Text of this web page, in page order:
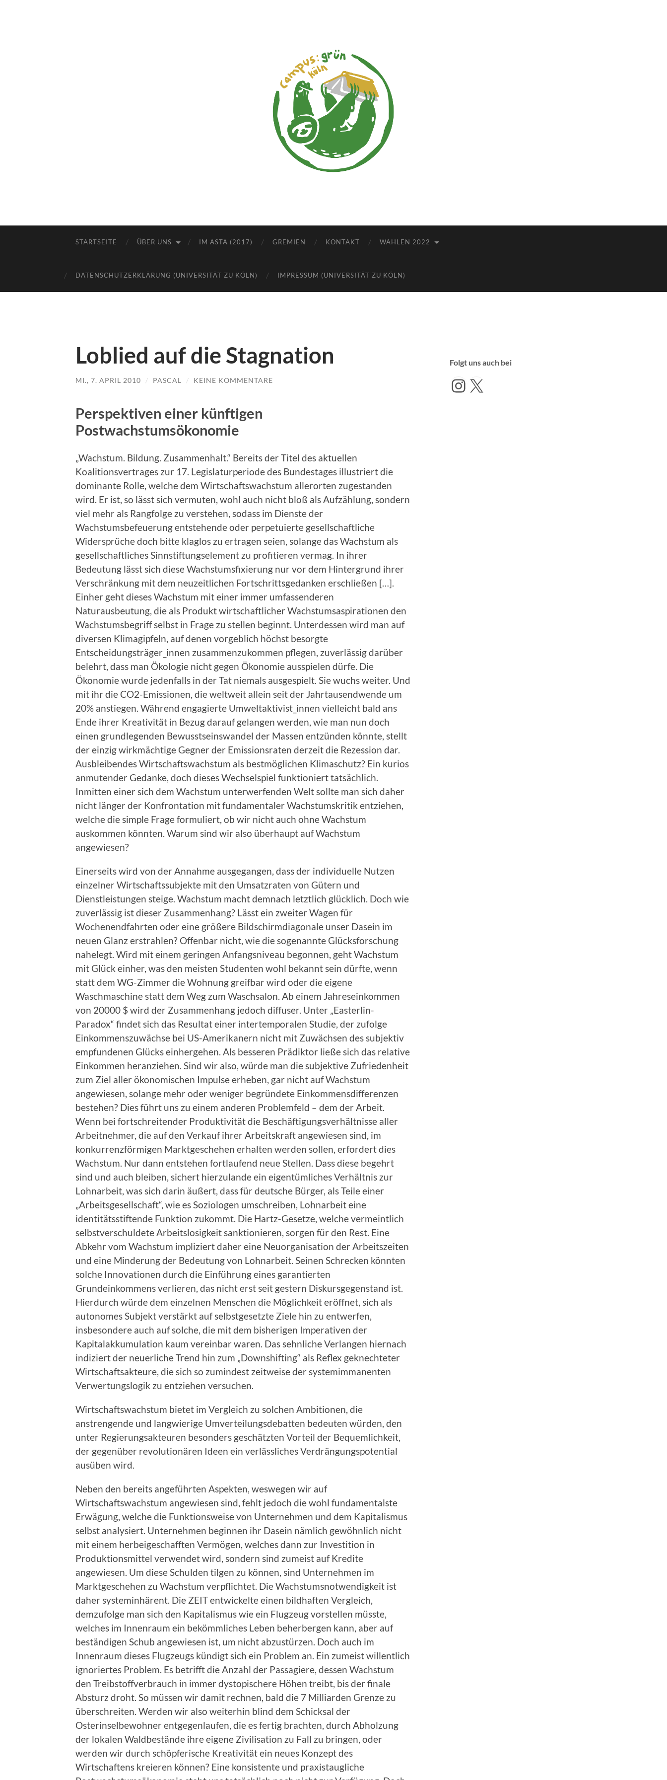
STARTSEITE ÜBER UNS IM ASTA (2017) GREMIEN KONTAKT WAHLEN 2022
DATENSCHUTZERKLÄRUNG (UNIVERSITÄT ZU KÖLN) IMPRESSUM (UNIVERSITÄT ZU KÖLN)
Loblied auf die Stagnation
MI., 7. APRIL 2010 / PASCAL / KEINE KOMMENTARE
Perspektiven einer künftigen
Postwachstumsökonomie
„Wachstum. Bildung. Zusammenhalt.“ Bereits der Titel des aktuellen
Koalitionsvertrages zur 17. Legislaturperiode des Bundestages illustriert die
dominante Rolle, welche dem Wirtschaftswachstum allerorten zugestanden
wird. Er ist, so lässt sich vermuten, wohl auch nicht bloß als Aufzählung, sondern
viel mehr als Rangfolge zu verstehen, sodass im Dienste der
Wachstumsbefeuerung entstehende oder perpetuierte gesellschaftliche
Widersprüche doch bitte klaglos zu ertragen seien, solange das Wachstum als
gesellschaftliches Sinnstiftungselement zu profitieren vermag. In ihrer
Bedeutung lässt sich diese Wachstumsfixierung nur vor dem Hintergrund ihrer
Verschränkung mit dem neuzeitlichen Fortschrittsgedanken erschließen […].
Einher geht dieses Wachstum mit einer immer umfassenderen
Naturausbeutung, die als Produkt wirtschaftlicher Wachstumsaspirationen den
Wachstumsbegriff selbst in Frage zu stellen beginnt. Unterdessen wird man auf
diversen Klimagipfeln, auf denen vorgeblich höchst besorgte
Entscheidungsträger_innen zusammenzukommen pflegen, zuverlässig darüber
belehrt, dass man Ökologie nicht gegen Ökonomie ausspielen dürfe. Die
Ökonomie wurde jedenfalls in der Tat niemals ausgespielt. Sie wuchs weiter. Und
mit ihr die CO2-Emissionen, die weltweit allein seit der Jahrtausendwende um
20% anstiegen. Während engagierte Umweltaktivist_innen vielleicht bald ans
Ende ihrer Kreativität in Bezug darauf gelangen werden, wie man nun doch
einen grundlegenden Bewusstseinswandel der Massen entzünden könnte, stellt
der einzig wirkmächtige Gegner der Emissionsraten derzeit die Rezession dar.
Ausbleibendes Wirtschaftswachstum als bestmöglichen Klimaschutz? Ein kurios
anmutender Gedanke, doch dieses Wechselspiel funktioniert tatsächlich.
Inmitten einer sich dem Wachstum unterwerfenden Welt sollte man sich daher
nicht länger der Konfrontation mit fundamentaler Wachstumskritik entziehen,
welche die simple Frage formuliert, ob wir nicht auch ohne Wachstum
auskommen könnten. Warum sind wir also überhaupt auf Wachstum
angewiesen?
Einerseits wird von der Annahme ausgegangen, dass der individuelle Nutzen
einzelner Wirtschaftssubjekte mit den Umsatzraten von Gütern und
Dienstleistungen steige. Wachstum macht demnach letztlich glücklich. Doch wie
zuverlässig ist dieser Zusammenhang? Lässt ein zweiter Wagen für
Wochenendfahrten oder eine größere Bildschirmdiagonale unser Dasein im
neuen Glanz erstrahlen? Offenbar nicht, wie die sogenannte Glücksforschung
nahelegt. Wird mit einem geringen Anfangsniveau begonnen, geht Wachstum
mit Glück einher, was den meisten Studenten wohl bekannt sein dürfte, wenn
statt dem WG-Zimmer die Wohnung greifbar wird oder die eigene
Waschmaschine statt dem Weg zum Waschsalon. Ab einem Jahreseinkommen
von 20000 $ wird der Zusammenhang jedoch diffuser. Unter „Easterlin-
Paradox“ findet sich das Resultat einer intertemporalen Studie, der zufolge
Einkommenszuwächse bei US-Amerikanern nicht mit Zuwächsen des subjektiv
empfundenen Glücks einhergehen. Als besseren Prädiktor ließe sich das relative
Einkommen heranziehen. Sind wir also, würde man die subjektive Zufriedenheit
zum Ziel aller ökonomischen Impulse erheben, gar nicht auf Wachstum
angewiesen, solange mehr oder weniger begründete Einkommensdifferenzen
bestehen? Dies führt uns zu einem anderen Problemfeld – dem der Arbeit.
Wenn bei fortschreitender Produktivität die Beschäftigungsverhältnisse aller
Arbeitnehmer, die auf den Verkauf ihrer Arbeitskraft angewiesen sind, im
konkurrenzförmigen Marktgeschehen erhalten werden sollen, erfordert dies
Wachstum. Nur dann entstehen fortlaufend neue Stellen. Dass diese begehrt
sind und auch bleiben, sichert hierzulande ein eigentümliches Verhältnis zur
Lohnarbeit, was sich darin äußert, dass für deutsche Bürger, als Teile einer
„Arbeitsgesellschaft“, wie es Soziologen umschreiben, Lohnarbeit eine
identitätsstiftende Funktion zukommt. Die Hartz-Gesetze, welche vermeintlich
selbstverschuldete Arbeitslosigkeit sanktionieren, sorgen für den Rest. Eine
Abkehr vom Wachstum impliziert daher eine Neuorganisation der Arbeitszeiten
und eine Minderung der Bedeutung von Lohnarbeit. Seinen Schrecken könnten
solche Innovationen durch die Einführung eines garantierten
Grundeinkommens verlieren, das nicht erst seit gestern Diskursgegenstand ist.
Hierdurch würde dem einzelnen Menschen die Möglichkeit eröffnet, sich als
autonomes Subjekt verstärkt auf selbstgesetzte Ziele hin zu entwerfen,
insbesondere auch auf solche, die mit dem bisherigen Imperativen der
Kapitalakkumulation kaum vereinbar waren. Das sehnliche Verlangen hiernach
indiziert der neuerliche Trend hin zum „Downshifting“ als Reflex geknechteter
Wirtschaftsakteure, die sich so zumindest zeitweise der systemimmanenten
Verwertungslogik zu entziehen versuchen.
Wirtschaftswachstum bietet im Vergleich zu solchen Ambitionen, die
anstrengende und langwierige Umverteilungsdebatten bedeuten würden, den
unter Regierungsakteuren besonders geschätzten Vorteil der Bequemlichkeit,
der gegenüber revolutionären Ideen ein verlässliches Verdrängungspotential
ausüben wird.
Neben den bereits angeführten Aspekten, weswegen wir auf
Wirtschaftswachstum angewiesen sind, fehlt jedoch die wohl fundamentalste
Erwägung, welche die Funktionsweise von Unternehmen und dem Kapitalismus
selbst analysiert. Unternehmen beginnen ihr Dasein nämlich gewöhnlich nicht
mit einem herbeigeschafften Vermögen, welches dann zur Investition in
Produktionsmittel verwendet wird, sondern sind zumeist auf Kredite
angewiesen. Um diese Schulden tilgen zu können, sind Unternehmen im
Marktgeschehen zu Wachstum verpflichtet. Die Wachstumsnotwendigkeit ist
daher systeminhärent. Die ZEIT entwickelte einen bildhaften Vergleich,
demzufolge man sich den Kapitalismus wie ein Flugzeug vorstellen müsste,
welches im Innenraum ein bekömmliches Leben beherbergen kann, aber auf
beständigen Schub angewiesen ist, um nicht abzustürzen. Doch auch im
Innenraum dieses Flugzeugs kündigt sich ein Problem an. Ein zumeist willentlich
ignoriertes Problem. Es betrifft die Anzahl der Passagiere, dessen Wachstum
den Treibstoffverbrauch in immer dystopischere Höhen treibt, bis der finale
Absturz droht. So müssen wir damit rechnen, bald die 7 Milliarden Grenze zu
überschreiten. Werden wir also weiterhin blind dem Schicksal der
Osterinselbewohner entgegenlaufen, die es fertig brachten, durch Abholzung
der lokalen Waldbestände ihre eigene Zivilisation zu Fall zu bringen, oder
werden wir durch schöpferische Kreativität ein neues Konzept des
Wirtschaftens kreieren können? Eine konsistente und praxistaugliche
Folgt uns auch bei
Instagram
X